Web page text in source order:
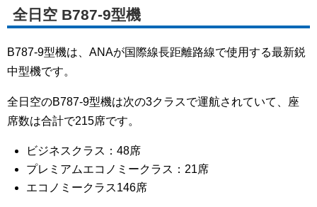
全日空 B787-9型機
B787-9型機は、ANAが国際線長距離路線で使用する最新鋭
中型機です。
全日空のB787-9型機は次の3クラスで運航されていて、座
席数は合計で215席です。
ビジネスクラス：48席
プレミアムエコノミークラス：21席
エコノミークラス146席